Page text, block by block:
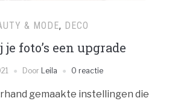
& MODE, DECO
je foto’s een upgrade
Door Leila 0 reactie
gemaakte instellingen die